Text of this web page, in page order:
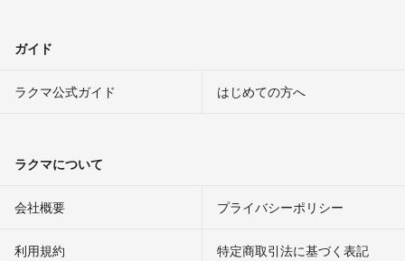
ガイド
ラクマ公式ガイド はじめての方へ
ラクマについて
会社概要 プライバシーポリシー
利用規約 特定商取引法に基づく表記